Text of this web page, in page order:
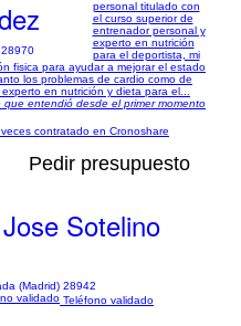
28970
personal titulado con
el curso superior de
entrenador personal y
experto en nutrición
para el deportista, mi
fisica para ayudar a mejorar el estado
los problemas de cardio como de
en nutrición y dieta para el...
entendió desde el primer momento
contratado en Cronoshare
Pedir presupuesto
Sotelino
(Madrid) 28942
Teléfono validado